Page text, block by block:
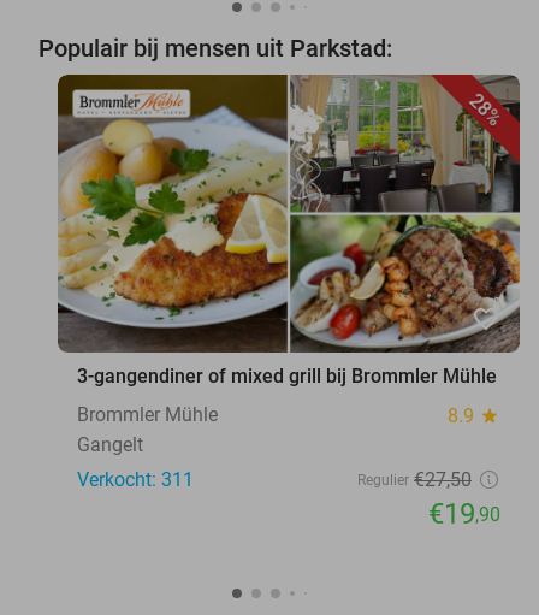
Populair bij mensen uit Parkstad:
28%
favorite_border
3-gangendiner of mixed grill bij Brommler Mühle
Brommler Mühle
8.9 star
Gangelt
Verkocht: 311
Regulier €27,50
€19,90